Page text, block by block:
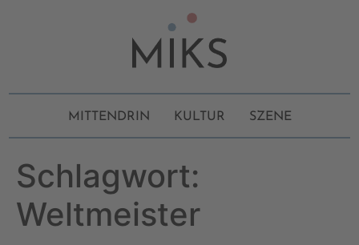
MITTENDRIN KULTUR SZENE
Schlagwort:
Weltmeister